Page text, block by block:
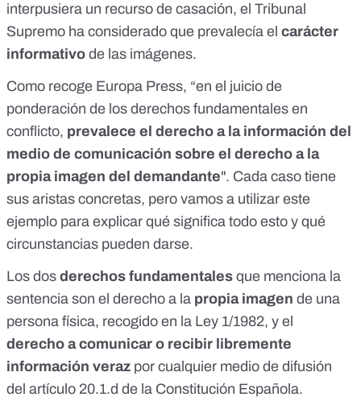
interpusiera un recurso de casación, el Tribunal
Supremo ha considerado que prevalecía el carácter
informativo de las imágenes.
Como recoge Europa Press, “en el juicio de
ponderación de los derechos fundamentales en
conflicto, prevalece el derecho a la información del
medio de comunicación sobre el derecho a la
propia imagen del demandante". Cada caso tiene
sus aristas concretas, pero vamos a utilizar este
ejemplo para explicar qué significa todo esto y qué
circunstancias pueden darse.
Los dos derechos fundamentales que menciona la
sentencia son el derecho a la propia imagen de una
persona física, recogido en la Ley 1/1982, y el
derecho a comunicar o recibir libremente
información veraz por cualquier medio de difusión
del artículo 20.1.d de la Constitución Española.